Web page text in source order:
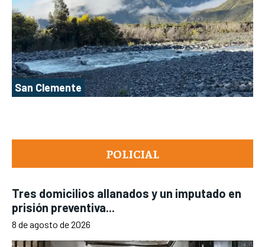
POLICIAL
Tres domicilios allanados y un imputado en
prisión preventiva...
8 de agosto de 2026
San Clemente